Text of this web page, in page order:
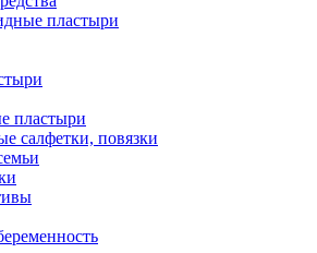
пластыри
пластыри
салфетки, повязки